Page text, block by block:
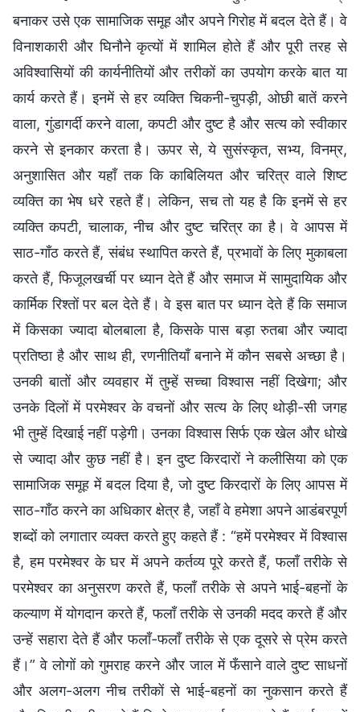
बनाकर उसे एक सामाजिक समूह और अपने गिरोह में बदल देते हैं। वे
विनाशकारी और घिनौने कृत्यों में शामिल होते हैं और पूरी तरह से
अविश्वासियों की कार्यनीतियों और तरीकों का उपयोग करके बात या
कार्य करते हैं। इनमें से हर व्यक्ति चिकनी-चुपड़ी, ओछी बातें करने
वाला, गुंडागर्दी करने वाला, कपटी और दुष्ट है और सत्य को स्वीकार
करने से इनकार करता है। ऊपर से, ये सुसंस्कृत, सभ्य, विनम्र,
अनुशासित और यहाँ तक कि काबिलियत और चरित्र वाले शिष्ट
व्यक्ति का भेष धरे रहते हैं। लेकिन, सच तो यह है कि इनमें से हर
व्यक्ति कपटी, चालाक, नीच और दुष्ट चरित्र का है। वे आपस में
साठ-गाँठ करते हैं, संबंध स्थापित करते हैं, प्रभावों के लिए मुकाबला
करते हैं, फिजूलखर्ची पर ध्यान देते हैं और समाज में सामुदायिक और
कार्मिक रिश्तों पर बल देते हैं। वे इस बात पर ध्यान देते हैं कि समाज
में किसका ज्यादा बोलबाला है, किसके पास बड़ा रुतबा और ज्यादा
प्रतिष्ठा है और साथ ही, रणनीतियाँ बनाने में कौन सबसे अच्छा है।
उनकी बातों और व्यवहार में तुम्हें सच्चा विश्वास नहीं दिखेगा; और
उनके दिलों में परमेश्वर के वचनों और सत्य के लिए थोड़ी-सी जगह
भी तुम्हें दिखाई नहीं पड़ेगी। उनका विश्वास सिर्फ एक खेल और धोखे
से ज्यादा और कुछ नहीं है। इन दुष्ट किरदारों ने कलीसिया को एक
सामाजिक समूह में बदल दिया है, जो दुष्ट किरदारों के लिए आपस में
साठ-गाँठ करने का अधिकार क्षेत्र है, जहाँ वे हमेशा अपने आडंबरपूर्ण
शब्दों को लगातार व्यक्त करते हुए कहते हैं : “हमें परमेश्वर में विश्वास
है, हम परमेश्वर के घर में अपने कर्तव्य पूरे करते हैं, फलाँ तरीके से
परमेश्वर का अनुसरण करते हैं, फलाँ तरीके से अपने भाई-बहनों के
कल्याण में योगदान करते हैं, फलाँ तरीके से उनकी मदद करते हैं और
उन्हें सहारा देते हैं और फलाँ-फलाँ तरीके से एक दूसरे से प्रेम करते
हैं।” वे लोगों को गुमराह करने और जाल में फँसाने वाले दुष्ट साधनों
और अलग-अलग नीच तरीकों से भाई-बहनों का नुकसान करते हैं